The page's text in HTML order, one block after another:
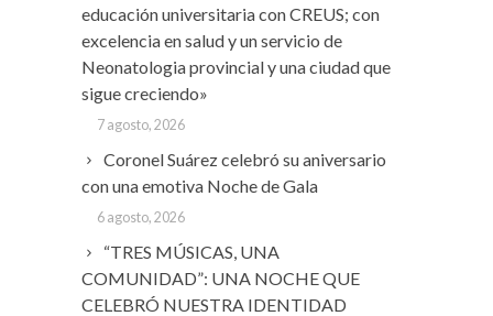
educación universitaria con CREUS; con
excelencia en salud y un servicio de
Neonatologia provincial y una ciudad que
sigue creciendo»
7 agosto, 2026
Coronel Suárez celebró su aniversario
con una emotiva Noche de Gala
6 agosto, 2026
“TRES MÚSICAS, UNA
COMUNIDAD”: UNA NOCHE QUE
CELEBRÓ NUESTRA IDENTIDAD